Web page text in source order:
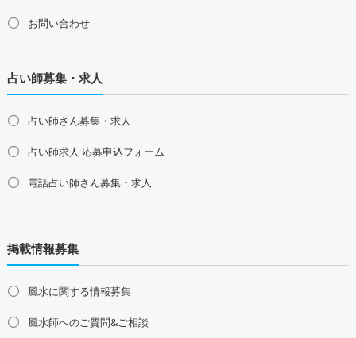
お問い合わせ
占い師募集・求人
占い師さん募集・求人
占い師求人 応募申込フォーム
電話占い師さん募集・求人
道東の占い師募集・求人
東北地方の占い師募集・求人
宮城県の占い師募集・求人
掲載情報募集
風水に関する情報募集
風水師へのご質問&ご相談